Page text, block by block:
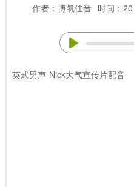
作者：博凯佳音 时间：
英式男声-Nick大气宣传片配音